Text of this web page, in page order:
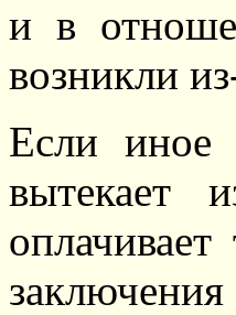
и в
возникли
Если иное
вытекает